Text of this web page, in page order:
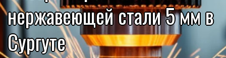
нержавеющей стали 5 мм в
Сургуте